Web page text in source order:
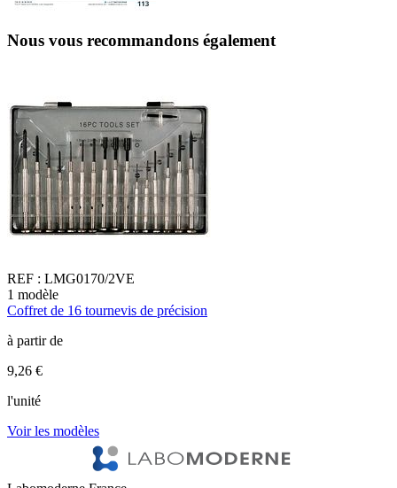
Nous vous recommandons également
REF : LMG0170/2VE
1 modèle
Coffret de 16 tournevis de précision
à partir de
9,26 €
l'unité
Voir les modèles